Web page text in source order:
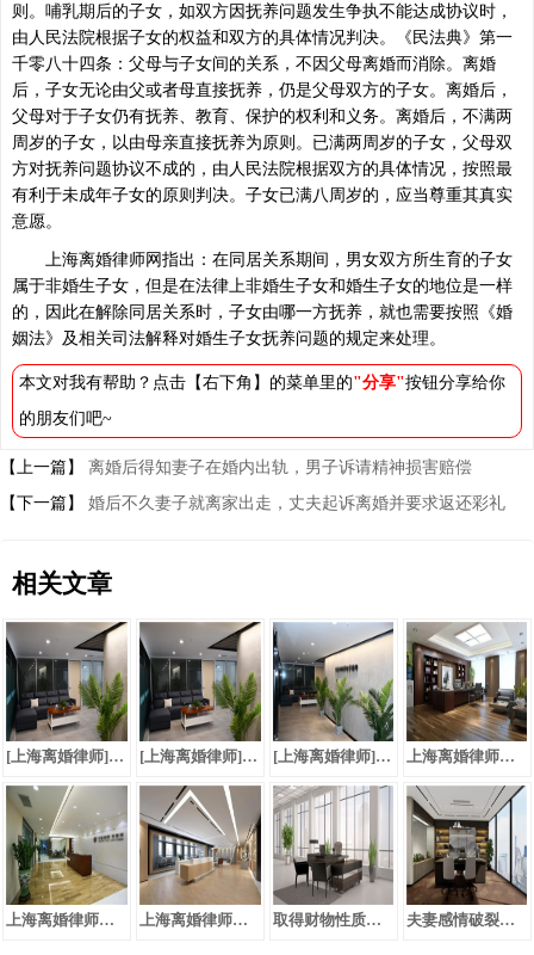
则。哺乳期后的子女，如双方因抚养问题发生争执不能达成协议时，
由人民法院根据子女的权益和双方的具体情况判决。《民法典》第一
千零八十四条：父母与子女间的关系，不因父母离婚而消除。离婚
后，子女无论由父或者母直接抚养，仍是父母双方的子女。离婚后，
父母对于子女仍有抚养、教育、保护的权利和义务。离婚后，不满两
周岁的子女，以由母亲直接抚养为原则。已满两周岁的子女，父母双
方对抚养问题协议不成的，由人民法院根据双方的具体情况，按照最
有利于未成年子女的原则判决。子女已满八周岁的，应当尊重其真实
意愿。
上海离婚律师网指出：在同居关系期间，男女双方所生育的子女
属于非婚生子女，但是在法律上非婚生子女和婚生子女的地位是一样
的，因此在解除同居关系时，子女由哪一方抚养，就也需要按照《婚
姻法》及相关司法解释对婚生子女抚养问题的规定来处理。
本文对我有帮助？点击【右下角】的菜单里的"分享"按钮分享给你
的朋友们吧~
【上一篇】
离婚后得知妻子在婚内出轨，男子诉请精神损害赔偿
【下一篇】
婚后不久妻子就离家出走，丈夫起诉离婚并要求返还彩礼
相关文章
[上海离婚律师]归还彩礼的时间要求及额度如何确定？ [上海离婚律师]嫡亲表兄妹在法律上不能成婚 [上海离婚律师]分居五年又失去音讯，能否起诉离婚？ 上海离婚律师：再婚夫妻离婚，子女们是否还要尽赡养义务
上海离婚律师：丈夫离家多年，妻子起诉离婚获支持 上海离婚律师：丈夫家暴打伤妻子，离婚后女方诉请医疗费 取得财物性质难以认定时，可按赠予处理 夫妻感情破裂而离婚及后续财产分割问题